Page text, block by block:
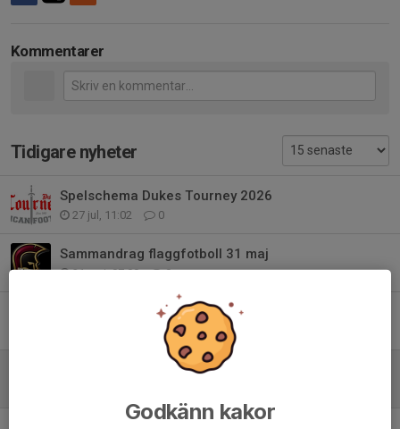
Kommentarer
Tidigare nyheter
Spelschema Dukes Tourney 2026
27 jul, 11:02 0
Sammandrag flaggfotboll 31 maj
21 maj, 07:00 0
Tider för Rumble at Wettern 14 maj
0
Kompisträning 7 och 21 maj
Godkänn kakor